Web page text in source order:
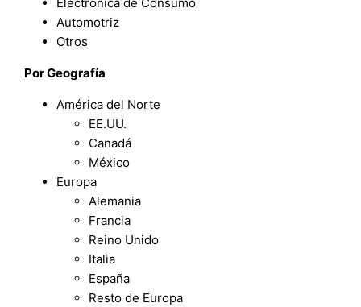
Automotriz
Otros
Por Geografía
América del Norte
EE.UU.
Canadá
México
Europa
Alemania
Francia
Reino Unido
Italia
España
Resto de Europa